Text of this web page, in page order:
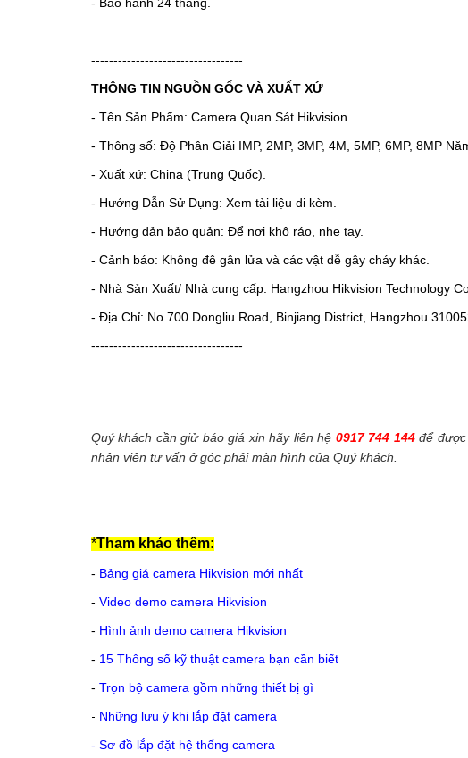
- Bảo hành 24 tháng.
----------------------------------
THÔNG TIN NGUỒN GỐC VÀ XUẤT XỨ
- Tên Sản Phẩm: Camera Quan Sát Hikvision
- Thông số: Độ Phân Giải IMP, 2MP, 3MP, 4M, 5MP, 6MP, 8MP
- Xuất xứ: China (Trung Quốc).
- Hướng Dẫn Sử Dụng: Xem tài liệu di kèm.
- Hướng dản bảo quản: Để nơi khô ráo, nhẹ tay.
- Cảnh báo: Không đê gân lửa và các vật dễ gây cháy khác.
- Nhà Sản Xuất/ Nhà cung cấp: Hangzhou Hikvision Technology
- Địa Chỉ: No.700 Dongliu Road, Binjiang District, Hangzhou
----------------------------------
Quý khách cần giử báo giá xin hãy liên hệ 0917 744 144để được
nhân viên tư vấn ở góc phải màn hình của Quý khách.
*Tham khảo thêm:
- Bảng giá camera Hikvision mới nhất
- Video demo camera Hikvision
- Hình ảnh demo camera Hikvision
- 15 Thông số kỹ thuật camera bạn cần biết
- Trọn bộ camera gồm những thiết bị gì
- Những lưu ý khi lắp đặt camera
- Sơ đồ lắp đặt hệ thống camera